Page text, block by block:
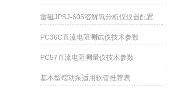
雷磁JPSJ-605溶解氧分析仪仪器配置
PC36C直流电阻测试仪技术参数
PC57直流电阻测量仪技术参数
基本型蠕动泵适用软管推荐表